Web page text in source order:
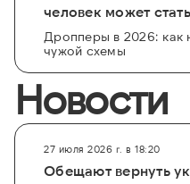
человек может
Дропперы в 2026: как
чужой схемы
Новости
27 июля 2026 г. в 18:20
Обещают вернуть